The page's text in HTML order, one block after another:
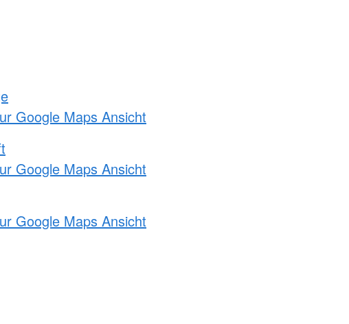
Google Maps Ansicht
Google Maps Ansicht
Google Maps Ansicht